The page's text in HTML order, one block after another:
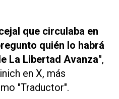
que circulaba en
quién lo habrá
La Libertad Avanza",
en X, más
"Traductor".